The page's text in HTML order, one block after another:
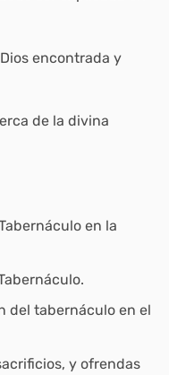
encontrada y
de la divina
en la
del tabernáculo en el
y ofrendas